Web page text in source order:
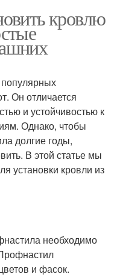
кровлю
Он отличается
и устойчивостью к
Однако, чтобы
долгие годы,
В этой статье мы
установки кровли из
необходимо
и фасок.